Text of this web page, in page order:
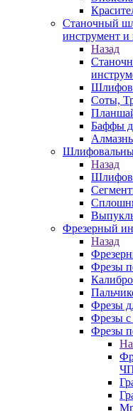
Станочный
инструмент и
Назад
Соты,
Баффы
Назад
Фрезерный
Назад
Фрезы
Фрезы
Фрезы
Фрезы